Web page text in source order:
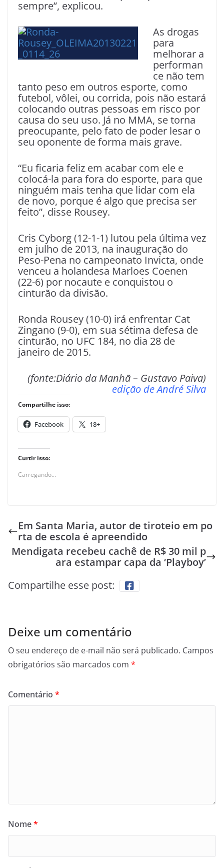
sempre”, explicou.
As drogas
para
melhorar a
performan
ce não tem
tanto peso em outros esporte, como
futebol, vôlei, ou corrida, pois não estará
colocando outras pessoas em risco por
causa do seu uso. Já no MMA, se torna
preocupante, pelo fato de poder lesar o
seu oponente de forma mais grave.
“Eu ficaria feliz em acabar com ele e
colocá-la para fora do esporte, para que
ninguém mais tenha que lidar com ela
de novo, porque é algo que precisa ser
feito”, disse Rousey.
Cris Cyborg (12-1-1) lutou pela última vez
em julho de 2013, na inauguração do
Peso-Pena no campeonato Invicta, onde
venceu a holandesa Marloes Coenen
(22-6) por nocaute e conquistou o
cinturão da divisão.
Ronda Rousey (10-0) irá enfrentar Cat
Zingano (9-0), em sua sétima defesa de
cinturão, no UFC 184, no dia 28 de
janeiro de 2015.
(fonte:Diário da Manhã – Gustavo Paiva)
edição de André Silva
Compartilhe isso:
Facebook 18+
Curtir isso:
Carregando...
Em Santa Maria, autor de tiroteio em po
rta de escola é apreendido
Mendigata recebeu cachê de R$ 30 mil p
ara estampar capa da ‘Playboy’
Compartilhe esse post:
Deixe um comentário
O seu endereço de e-mail não será publicado. Campos
obrigatórios são marcados com *
Comentário *
Nome*